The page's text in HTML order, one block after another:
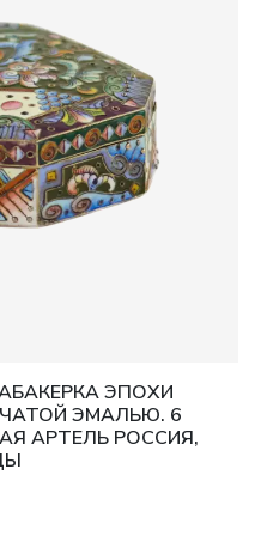
ЭПОХИ
ЭМАЛЬЮ. 6
АРТЕЛЬ РОССИЯ,